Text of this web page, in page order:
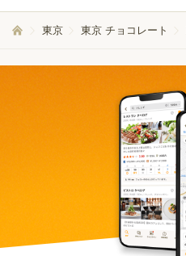
東京 東京 チョコレート